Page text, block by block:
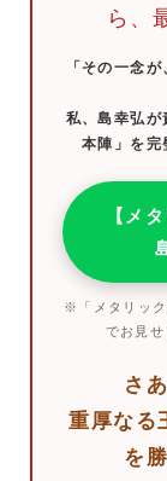
ら、
「その一念
私、島幸弘が
本陣」を完
【メ
※「メタリッ
でお見
さ
重厚なる
を